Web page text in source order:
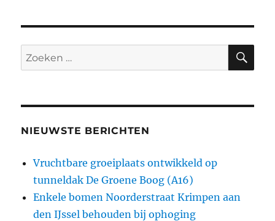
Zoeken
naar:
NIEUWSTE BERICHTEN
Vruchtbare groeiplaats ontwikkeld op
tunneldak De Groene Boog (A16)
Enkele bomen Noorderstraat Krimpen aan
den IJssel behouden bij ophoging